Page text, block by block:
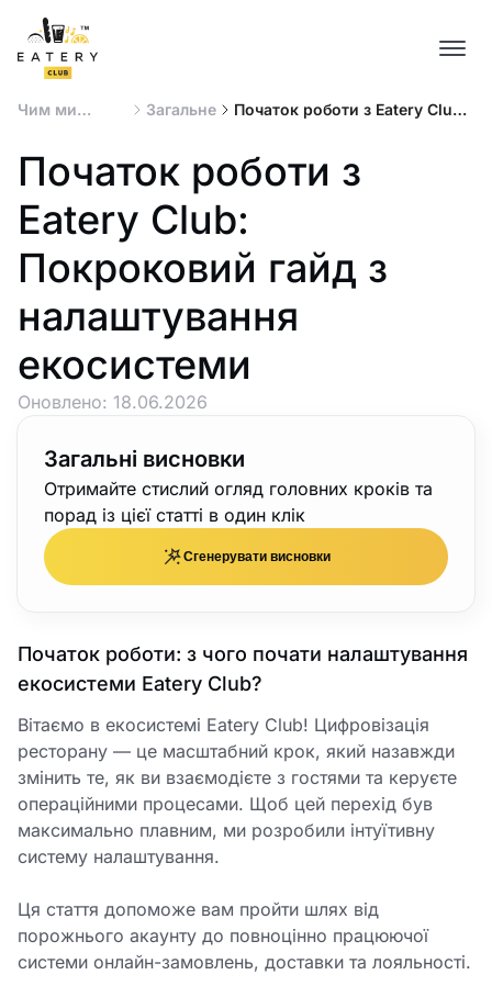
Чим ми
допомогти ?
Загальне
Початок роботи з Eatery Club:
налаштування екосистеми
Початок роботи з
Eatery Club:
Покроковий гайд з
налаштування
екосистеми
Оновлено: 18.06.2026
Загальні висновки
Отримайте стислий огляд головних кроків та
порад із цієї статті в один клік
Сгенерувати висновки
Початок роботи: з чого почати налаштування
екосистеми Eatery Club?
Вітаємо в екосистемі Eatery Club! Цифровізація
ресторану — це масштабний крок, який назавжди
змінить те, як ви взаємодієте з гостями та керуєте
операційними процесами. Щоб цей перехід був
максимально плавним, ми розробили інтуїтивну
систему налаштування.
Ця стаття допоможе вам пройти шлях від
порожнього акаунту до повноцінно працюючої
системи онлайн-замовлень, доставки та лояльності.